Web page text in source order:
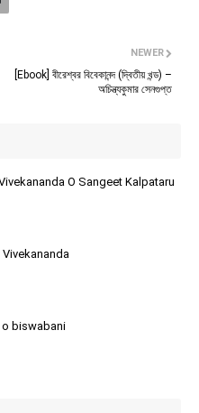
NEWER
[Ebook] বীরেশ্বর বিবেকানন্দ (দ্বিতীয় খন্ড) –
অচিন্ত্যকুমার সেনগুপ্ত
O Sangeet Kalpataru
o biswabani